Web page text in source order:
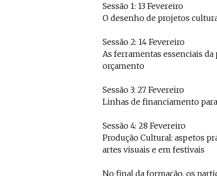
Sessão 1: 13 Fevereiro
O desenho de projetos
Sessão 2: 14 Fevereiro
As ferramentas essenciais
orçamento
Sessão 3: 27 Fevereiro
Linhas de financiamento
Sessão 4: 28 Fevereiro
Produção Cultural: aspetos
artes visuais e em festivais
No final da formação, os